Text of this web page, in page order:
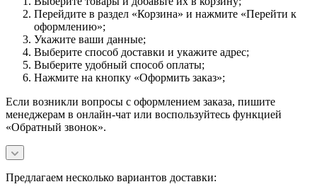
Перейдите в раздел «Корзина» и нажмите «Перейти к
оформлению»;
Укажите ваши данные;
Выберите способ доставки и укажите адрес;
Выберите удобный способ оплаты;
Нажмите на кнопку «Оформить заказ»;
Если возникли вопросы с оформлением заказа, пишите
менеджерам в онлайн-чат или воспользуйтесь функцией
«Обратный звонок».
Предлагаем несколько вариантов доставки: